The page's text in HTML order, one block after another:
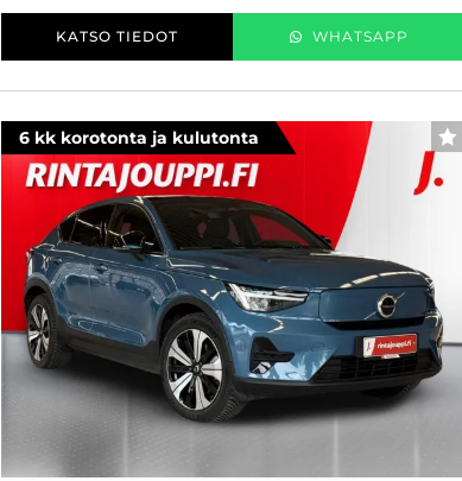
KATSO TIEDOT WHATSAPP
6 kk korotonta ja kulutonta